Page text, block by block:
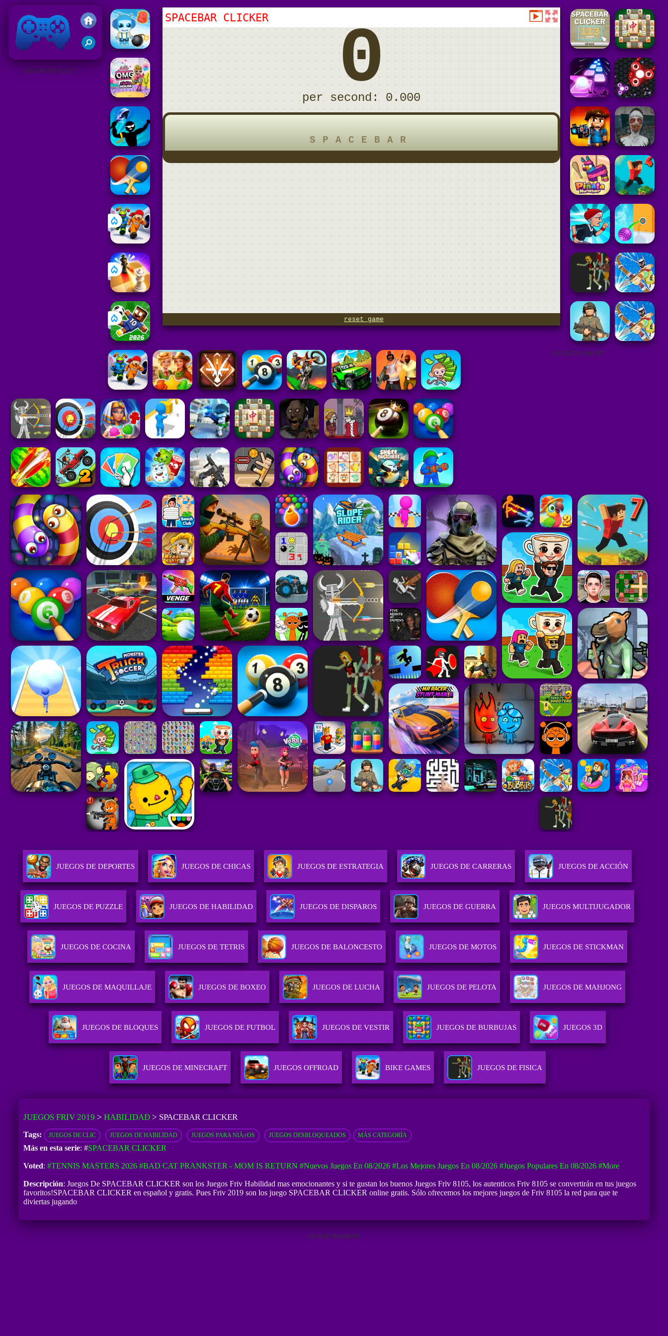
Juegos Friv 2019
ADVERTISEMENT
SPACEBAR CLICKER
ADVERTISEMENT
JUEGOS DE DEPORTES JUEGOS DE CHICAS JUEGOS DE ESTRATEGIA JUEGOS DE CARRERAS JUEGOS DE ACCIÓN
JUEGOS DE PUZZLE JUEGOS DE HABILIDAD JUEGOS DE DISPAROS JUEGOS DE GUERRA JUEGOS MULTIJUGADOR
JUEGOS DE COCINA JUEGOS DE TETRIS JUEGOS DE BALONCESTO JUEGOS DE MOTOS JUEGOS DE STICKMAN
JUEGOS DE MAQUILLAJE JUEGOS DE BOXEO JUEGOS DE LUCHA JUEGOS DE PELOTA JUEGOS DE MAHJONG
JUEGOS DE BLOQUES JUEGOS DE FUTBOL JUEGOS DE VESTIR JUEGOS DE BURBUJAS JUEGOS 3D
JUEGOS DE MINECRAFT JUEGOS OFFROAD BIKE GAMES JUEGOS DE FISICA
JUEGOS FRIV 2019 > HABILIDAD> SPACEBAR CLICKER
Tags: JUEGOS DE CLIC JUEGOS DE HABILIDAD JUEGOS PARA NIÃ±OS JUEGOS DESBLOQUEADOS MÁS CATEGORÍA
Más en esta serie: #SPACEBAR CLICKER
Voted: #TENNIS MASTERS 2026 #BAD CAT PRANKSTER - MOM IS RETURN #Nuevos Juegos En 08/2026 #Los Mejores Juegos En 08/2026 #Juegos Populares En 08/2026 #more
Descripción: Juegos De SPACEBAR CLICKER son los Juegos Friv Habilidad mas emocionantes y si te gustan los buenos Juegos Friv 8105, los autenticos Friv 8105 se convertirán en tus juegos
favoritos!SPACEBAR CLICKER en español y gratis. Pues Friv 2019 son los juego SPACEBAR CLICKER online gratis. Sólo ofrecemos los mejores juegos de Friv 8105 la red para que te
diviertas jugando
ADVERTISEMENT